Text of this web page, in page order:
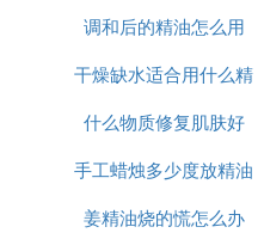
油涂抹面部身体可以改
持使用肌肤气色都会有
用?下面我为你提供精油
味
调和后的精油怎么用
干燥缺水适合用什么精
油
什么物质修复肌肤好
手工蜡烛多少度放精油
姜精油烧的慌怎么办